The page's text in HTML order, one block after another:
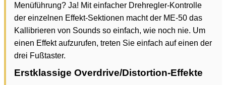
Menüführung? Ja! Mit einfacher Drehregler-Kontrolle
der einzelnen Effekt-Sektionen macht der ME-50 das
Kallibrieren von Sounds so einfach, wie noch nie. Um
einen Effekt aufzurufen, treten Sie einfach auf einen der
drei Fußtaster.
Erstklassige Overdrive/Distortion-Effekte